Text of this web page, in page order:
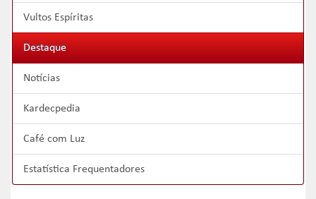
Vultos Espíritas
Destaque
Notícias
Kardecpedia
Café com Luz
Estatística Frequentadores